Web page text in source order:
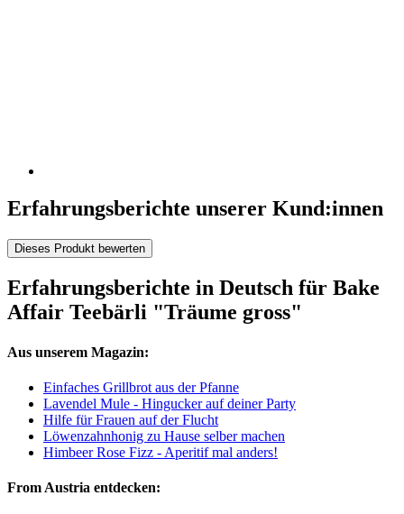
Erfahrungsberichte unserer Kund:innen
Dieses Produkt bewerten
Erfahrungsberichte in Deutsch für Bake
Affair Teebärli "Träume gross"
Aus unserem Magazin:
Einfaches Grillbrot aus der Pfanne
Lavendel Mule - Hingucker auf deiner Party
Hilfe für Frauen auf der Flucht
Löwenzahnhonig zu Hause selber machen
Himbeer Rose Fizz - Aperitif mal anders!
From Austria entdecken: